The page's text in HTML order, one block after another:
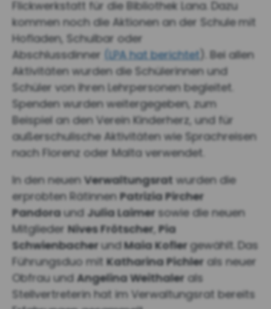
Flickwerkstatt für die Bibliothek Lana. Dazu
kommen noch die Aktionen an der Schulemit
Hofladen, Schulbar oder
Abschlussdinner
(LPA hat berichtet ). Bei allen
Aktivitäten wurden die Schülerinnen und
Schüler von ihren Lehrpersonen begleitet.
Spenden wurden weitergegeben, zum
Beispiel an den Verein Kinderherz, und für
außerschulische Aktivitäten wie Sprachreisen
nach Florenz oder Malta verwendet.
In den neuen Verwaltungsrat wurden die
erprobten RätinnenPatrizia Pircher
Pandoraund Julia Laimersowie die neuen
Mitglieder Nives Frötscher Pia
SchwienbacherundMaia Koflergewählt.
Das
Führungsduo mitKatharina Pichler als neuer
Obfrau und Angelina Weithaler als
Stellvertreterin hat im Verwaltungsrat bereits